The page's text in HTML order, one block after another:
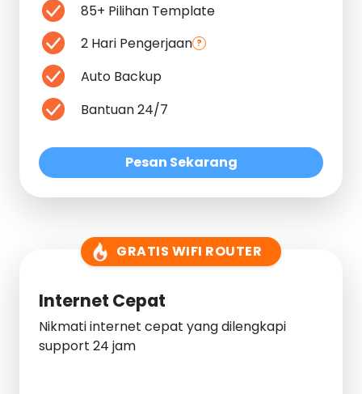
85+ Pilihan Template
2 Hari Pengerjaan ?
Auto Backup
Bantuan 24/7
Pesan Sekarang
GRATIS WIFI ROUTER
Internet Cepat
Nikmati internet cepat yang dilengkapi
support 24 jam